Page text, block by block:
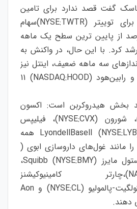
گفت قصد ندارد برای تامین
مالی پیشنهاد خود برای توییتر (NYSE:TWTR)سهام
بفروشد، 3 درصد از پایین ترین سطح یک ماهه
کرد. با این حال، در واکنش به
سه ماهه ضعیف، اینتل نیز
با افت 3.5 درصدی و رابین‌هود (NASDAQ:HOOD) 11
بخش هیدروکربن است: اکسون
موبیل (NYSE:XOM)، شورون (NYSE:CVX)، فیلیپس
66(NYSE:PSX) و LyondellBasell (NYSE:LYB) همه
مانند غول‌های داروسازی ابوی (
NYSE:ABBV) و بریستول مایرز Squibb (NYSE:BMY)،
هانیویل(NASDAQ:HON)،چارتر کامینیوکیشنز
(NASDAQ:CHTR)، کولگیت-پالمولیو (NYSE:CL) و Aon